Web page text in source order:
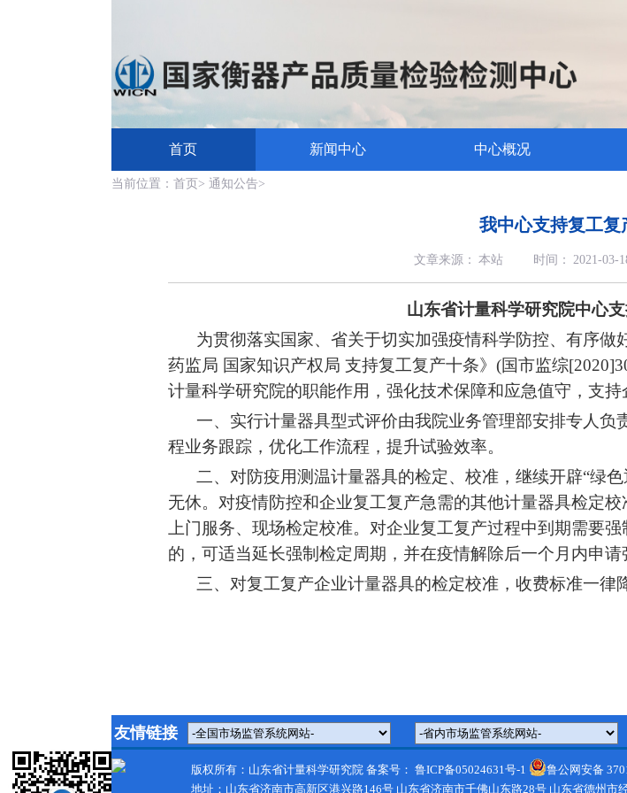
首页 新闻中心 中心概况
当前位置： 首页 > 通知公告>
我中心支持复工复
文章来源： 本站 时间： 2021-03-
山东省计量科学研究院中心
为贯彻落实国家、省关于切实加强疫情科学防控、有序
药监局 国家知识产权局 支持复工复产十条》(国市监综
计量科学研究院的职能作用，强化技术保障和应急值守，支
一、实行计量器具型式评价由我院业务管理部安排专人负
程业务跟踪，优化工作流程，提升试验效率。
二、对防疫用测温计量器具的检定、校准，继续开辟“绿
无休。对疫情防控和企业复工复产急需的其他计量器具检定
上门服务、现场检定校准。对企业复工复产过程中到期需要
的，可适当延长强制检定周期，并在疫情解除后一个月内申
三、对复工复产企业计量器具的检定校准，收费标准一律
友情链接
版权所有：山东省计量科学研究院 备案号： 鲁ICP备05024631号-1
鲁公网安备
地址：山东省济南市高新区港兴路146号 山东省济南市千佛山东路28号 山东省德州市